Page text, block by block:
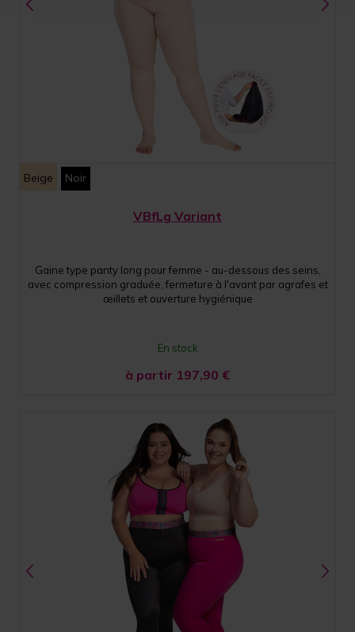
Beige Noir
VBfLg Variant
Gaine type panty long pour femme - au-dessous des seins,
avec compression graduée, fermeture à l'avant par agrafes et
œillets et ouverture hygiénique
En stock
à partir 197,90 €